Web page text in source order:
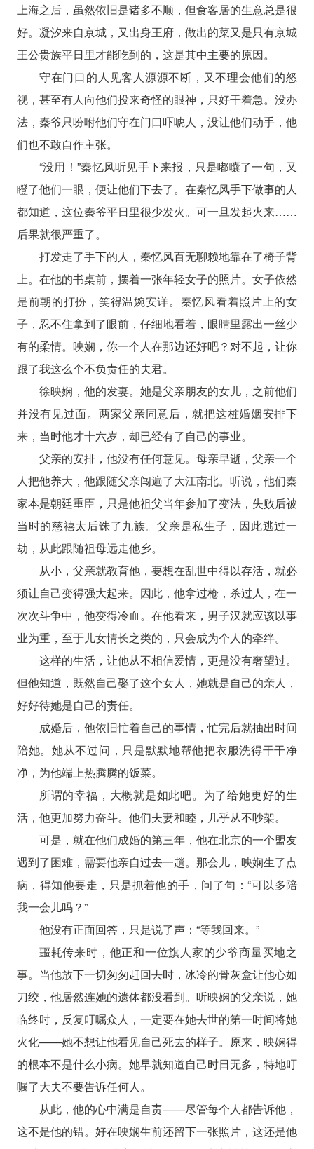
上海之后，虽然依旧是诸多不顺，但食客居的生意总是很
好。凝汐来自京城，又出身王府，做出的菜又是只有京城
王公贵族平日里才能吃到的，这是其中主要的原因。
守在门口的人见客人源源不断，又不理会他们的怒
视，甚至有人向他们投来奇怪的眼神，只好干着急。没办
法，秦爷只吩咐他们守在门口吓唬人，没让他们动手，他
们也不敢自作主张。
“没用！”秦忆风听见手下来报，只是嘟囔了一句，又
瞪了他们一眼，便让他们下去了。在秦忆风手下做事的人
都知道，这位秦爷平日里很少发火。可一旦发起火来……
后果就很严重了。
打发走了手下的人，秦忆风百无聊赖地靠在了椅子背
上。在他的书桌前，摆着一张年轻女子的照片。女子依然
是前朝的打扮，笑得温婉安详。秦忆风看着照片上的女
子，忍不住拿到了眼前，仔细地看着，眼睛里露出一丝少
有的柔情。映娴，你一个人在那边还好吧？对不起，让你
跟了我这么个不负责任的夫君。
徐映娴，他的发妻。她是父亲朋友的女儿，之前他们
并没有见过面。两家父亲同意后，就把这桩婚姻安排下
来，当时他才十六岁，却已经有了自己的事业。
父亲的安排，他没有任何意见。母亲早逝，父亲一个
人把他养大，他跟随父亲闯遍了大江南北。听说，他们秦
家本是朝廷重臣，只是他祖父当年参加了变法，失败后被
当时的慈禧太后诛了九族。父亲是私生子，因此逃过一
劫，从此跟随祖母远走他乡。
从小，父亲就教育他，要想在乱世中得以存活，就必
须让自己变得强大起来。因此，他拿过枪，杀过人，在一
次次斗争中，他变得冷血。在他看来，男子汉就应该以事
业为重，至于儿女情长之类的，只会成为个人的牵绊。
这样的生活，让他从不相信爱情，更是没有奢望过。
但他知道，既然自己娶了这个女人，她就是自己的亲人，
好好待她是自己的责任。
成婚后，他依旧忙着自己的事情，忙完后就抽出时间
陪她。她从不过问，只是默默地帮他把衣服洗得干干净
净，为他端上热腾腾的饭菜。
所谓的幸福，大概就是如此吧。为了给她更好的生
活，他更加努力奋斗。他们夫妻和睦，几乎从不吵架。
可是，就在他们成婚的第三年，他在北京的一个盟友
遇到了困难，需要他亲自过去一趟。那会儿，映娴生了点
病，得知他要走，只是抓着他的手，问了句：“可以多陪
我一会儿吗？”
他没有正面回答，只是说了声：“等我回来。”
噩耗传来时，他正和一位旗人家的少爷商量买地之
事。当他放下一切匆匆赶回去时，冰冷的骨灰盒让他心如
刀绞，他居然连她的遗体都没看到。听映娴的父亲说，她
临终时，反复叮嘱众人，一定要在她去世的第一时间将她
火化——她不想让他看见自己死去的样子。原来，映娴得
的根本不是什么小病。她早就知道自己时日无多，特地叮
嘱了大夫不要告诉任何人。
从此，他的心中满是自责——尽管每个人都告诉他，
这不是他的错。好在映娴生前还留下一张照片，这还是他